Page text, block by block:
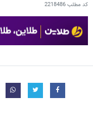
کد مطلب2218486